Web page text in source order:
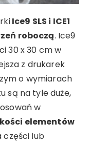
Ice9 SLS i ICE1
roboczą. Ice9
30 x 30 cm w
z drukarek
o wymiarach
są na tyle duże,
w
elementów
części lub